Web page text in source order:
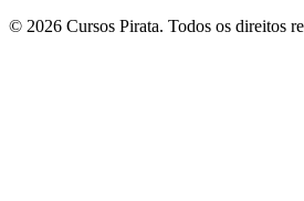
© 2026 Cursos Pirata. Todos os direitos